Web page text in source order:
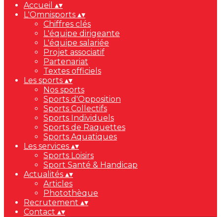
Accueil ▴▾
L'Omnisports ▴▾
Chiffres clés
L'équipe dirigeante
L'équipe salariée
Projet associatif
Partenariat
Textes officiels
Les sports ▴▾
Nos sports
Sports d'Opposition
Sports Collectifs
Sports Individuels
Sports de Raquettes
Sports Aquatiques
Les services ▴▾
Sports Loisirs
Sport Santé & Handicap
Actualités ▴▾
Articles
Photothèque
Recrutement ▴▾
Contact ▴▾